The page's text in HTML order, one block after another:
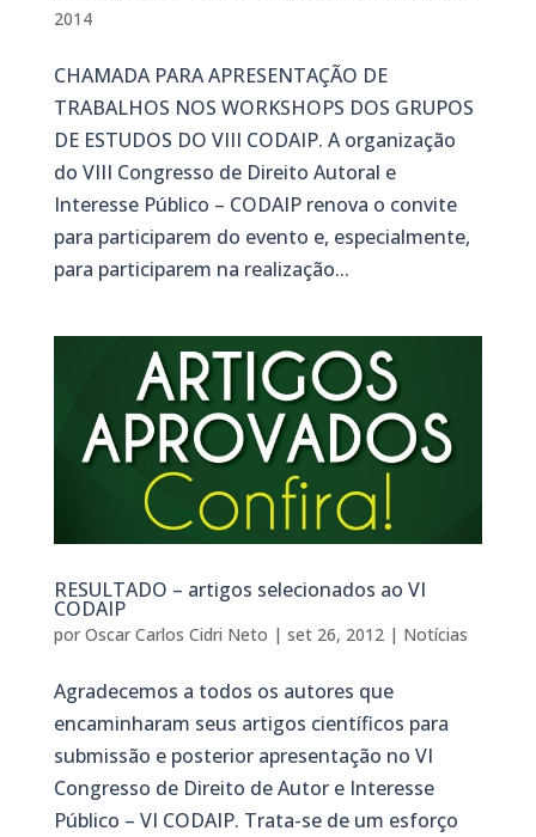
2014
CHAMADA PARA APRESENTAÇÃO DE
TRABALHOS NOS WORKSHOPS DOS GRUPOS
DE ESTUDOS DO VIII CODAIP. A organização
do VIII Congresso de Direito Autoral e
Interesse Público – CODAIP renova o convite
para participarem do evento e, especialmente,
para participarem na realização...
RESULTADO – artigos selecionados ao VI
CODAIP
por Oscar Carlos Cidri Neto | set 26, 2012| Notícias
Agradecemos a todos os autores que
encaminharam seus artigos científicos para
submissão e posterior apresentação no VI
Congresso de Direito de Autor e Interesse
Público – VI CODAIP. Trata-se de um esforço